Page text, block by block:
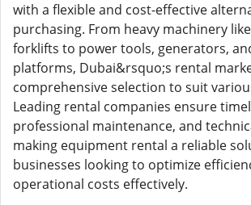
with a flexible and cost-effective
purchasing. From heavy machinery
forklifts to power tools, generators,
platforms, Dubai&rsquo;s rental
comprehensive selection to suit
Leading rental companies ensure
professional maintenance, and
making equipment rental a reliable
businesses looking to optimize
operational costs effectively.